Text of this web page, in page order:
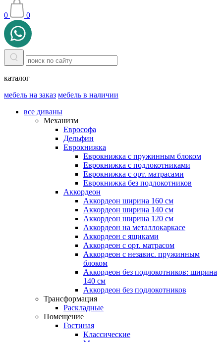
0 0
каталог
мебель на заказ мебель в наличии
все диваны
Механизм
Еврософа
Дельфин
Еврокнижка
Еврокнижка с пружинным блоком
Еврокнижка с подлокотниками
Еврокнижка с орт. матрасами
Еврокнижка без подлокотников
Аккордеон
Аккордеон ширина 160 см
Аккордеон ширина 140 см
Аккордеон ширина 120 см
Аккордеон на металлокаркасе
Аккордеон c ящиками
Аккордеон c орт. матрасом
Аккордеон c независ. пружинным
блоком
Аккордеон без подлокотников: ширина
140 см
Аккордеон без подлокотников
Трансформация
Раскладные
Помещение
Гостиная
Классические